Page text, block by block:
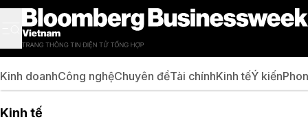
Kinh doanhCông nghệChuyên đềTài chínhKinh tếÝ kiến
Kinh tế